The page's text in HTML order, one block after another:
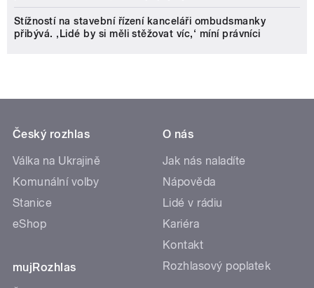
Stížností na stavební řízení kanceláři ombudsmanky
přibývá. ‚Lidé by si měli stěžovat víc,‘ míní právníci
Český rozhlas
Válka na Ukrajině
Komunální volby
Stanice
eShop
mujRozhlas
O nás
Jak nás naladíte
Nápověda
Lidé v rádiu
Kariéra
Kontakt
Rozhlasový poplatek